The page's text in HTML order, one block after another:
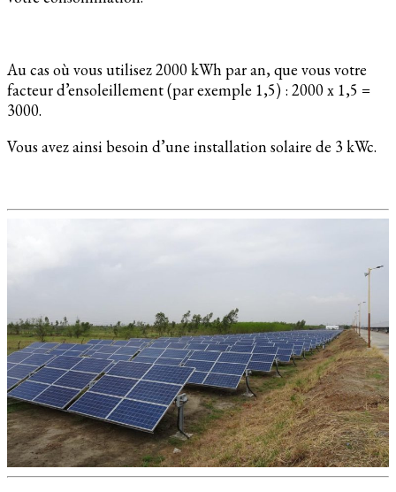
Au cas où vous utilisez 2000 kWh par an, que vous votre
facteur d’ensoleillement (par exemple 1,5) : 2000 x 1,5 =
3000.
Vous avez ainsi besoin d’une installation solaire de 3 kWc.